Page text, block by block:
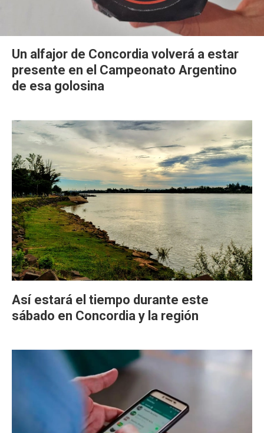
Un alfajor de Concordia volverá a estar
presente en el Campeonato Argentino
de esa golosina
Así estará el tiempo durante este
sábado en Concordia y la región